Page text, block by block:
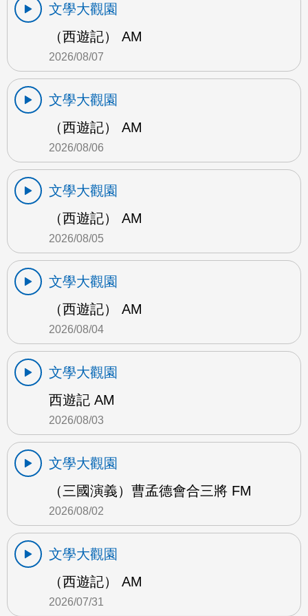
文學大觀園
（西遊記） AM
2026/08/07
文學大觀園
（西遊記） AM
2026/08/06
文學大觀園
（西遊記） AM
2026/08/05
文學大觀園
（西遊記） AM
2026/08/04
文學大觀園
西遊記 AM
2026/08/03
文學大觀園
（三國演義）曹孟德會合三將 FM
2026/08/02
文學大觀園
（西遊記） AM
2026/07/31